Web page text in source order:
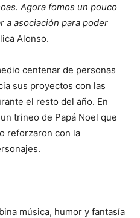
Agora fomos un pouco
a asociación para poder
Alonso.
centenar de personas
sus proyectos con las
el resto del año. En
trineo de Papá Noel que
reforzaron con la
música, humor y fantasía